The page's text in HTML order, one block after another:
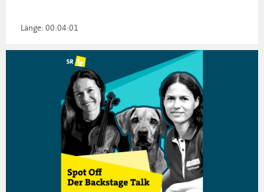
Länge: 00:04:01